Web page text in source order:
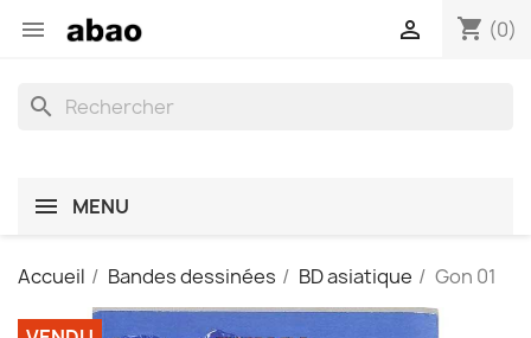
 shopping_cart (0)

search
MENU
Accueil Bandes dessinées BD asiatique Gon 01